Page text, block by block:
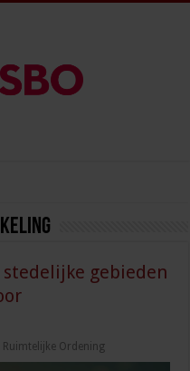
gebieden
Ruimtelijke Ordening